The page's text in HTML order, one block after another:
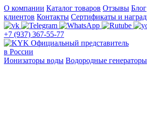
О компании Каталог товаров Отзывы Блог
клиентов Контакты Сертификаты и
+7 (937) 367-55-77
Официальный представитель
в России
Ионизаторы воды Водородные генераторы